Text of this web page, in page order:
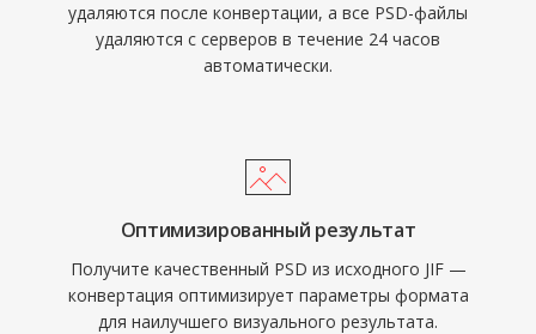
удаляются после конвертации, а все PSD-файлы
удаляются с серверов в течение 24 часов
автоматически.
Оптимизированный результат
Получите качественный PSD из исходного JIF —
конвертация оптимизирует параметры формата
для наилучшего визуального результата.